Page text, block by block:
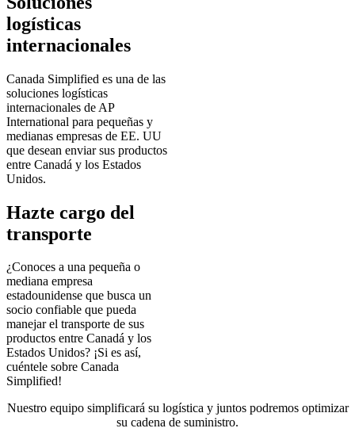
logísticas
internacionales
Canada Simplified es una de las
soluciones logísticas
internacionales de AP
International para pequeñas y
medianas empresas de EE. UU
que desean enviar sus productos
entre Canadá y los Estados
Unidos.
Hazte cargo del
transporte
¿Conoces a una pequeña o
mediana empresa
estadounidense que busca un
socio confiable que pueda
manejar el transporte de sus
productos entre Canadá y los
Estados Unidos? ¡Si es así,
cuéntele sobre Canada
Simplified!
Nuestro equipo simplificará su logística y juntos podremos optimizar
su cadena de suministro.